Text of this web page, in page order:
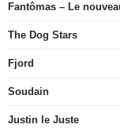
Fantômas – Le
The Dog Stars
Fjord
Soudain
Justin le Juste